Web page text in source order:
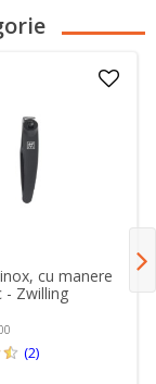
cu manere
- Zwilling
(2)